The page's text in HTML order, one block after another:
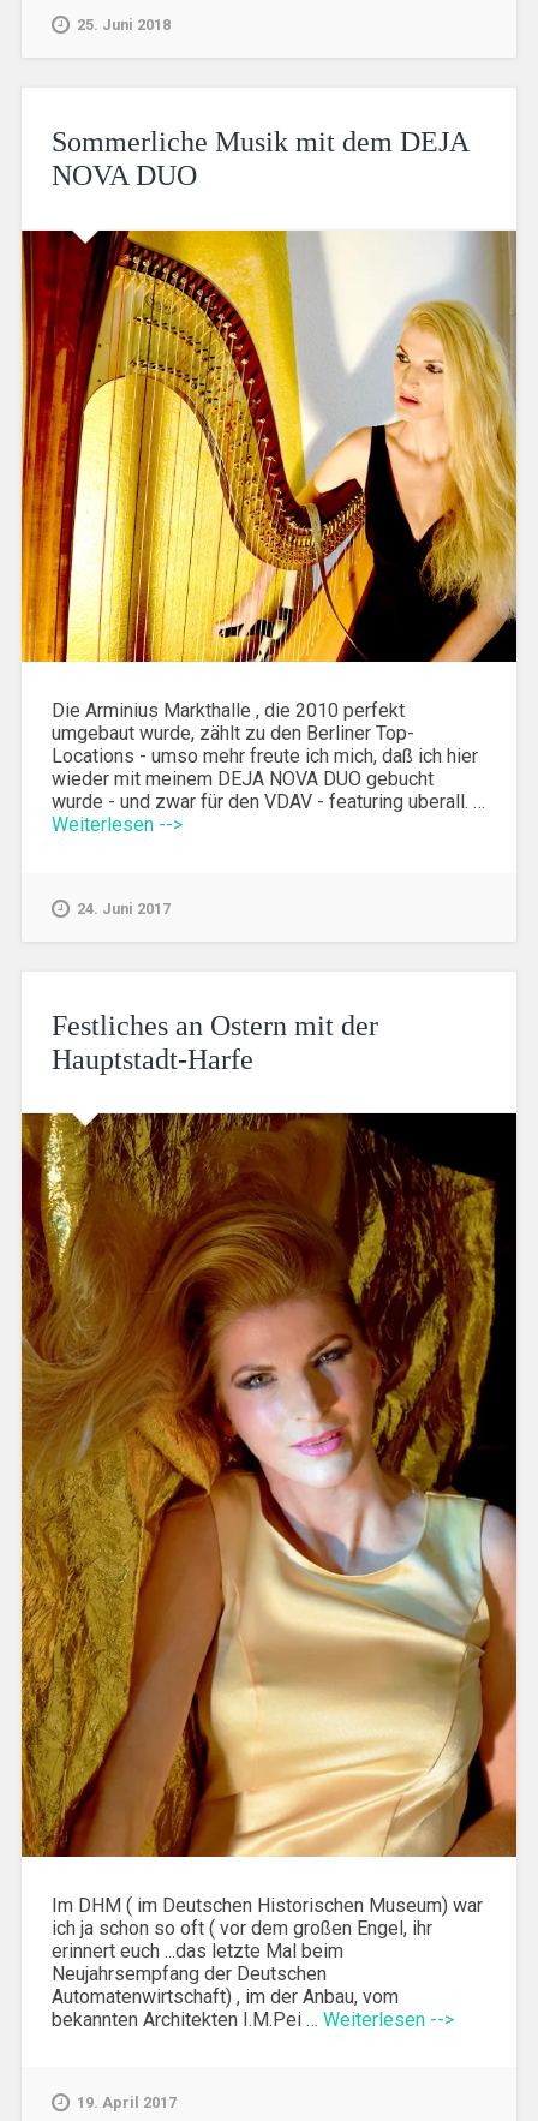
25. Juni 2018
Sommerliche Musik mit dem DEJA
NOVA DUO
Die Arminius Markthalle , die 2010 perfekt
umgebaut wurde, zählt zu den Berliner Top-
Locations - umso mehr freute ich mich, daß ich hier
wieder mit meinem DEJA NOVA DUO gebucht
wurde - und zwar für den VDAV - featuring uberall. …
Weiterlesen -->
24. Juni 2017
Festliches an Ostern mit der
Hauptstadt-Harfe
Im DHM ( im Deutschen Historischen Museum) war
ich ja schon so oft ( vor dem großen Engel, ihr
erinnert euch ...das letzte Mal beim
Neujahrsempfang der Deutschen
Automatenwirtschaft) , im der Anbau, vom
bekannten Architekten I.M.Pei … Weiterlesen -->
19. April 2017